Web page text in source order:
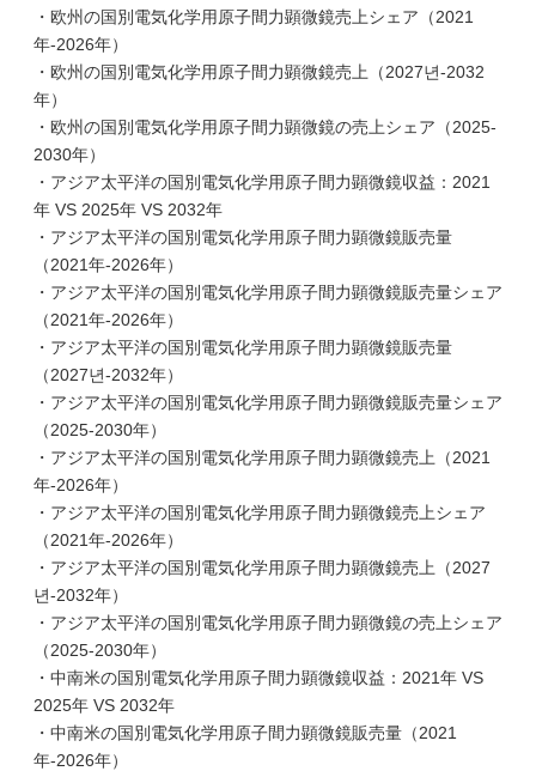
・欧州の国別電気化学用原子間力顕微鏡売上シェア（2021
年-2026年）
・欧州の国別電気化学用原子間力顕微鏡売上（2027년-2032
年）
・欧州の国別電気化学用原子間力顕微鏡の売上シェア（2025-
2030年）
・アジア太平洋の国別電気化学用原子間力顕微鏡収益：2021
年 VS 2025年 VS 2032年
・アジア太平洋の国別電気化学用原子間力顕微鏡販売量
（2021年-2026年）
・アジア太平洋の国別電気化学用原子間力顕微鏡販売量シェア
（2021年-2026年）
・アジア太平洋の国別電気化学用原子間力顕微鏡販売量
（2027년-2032年）
・アジア太平洋の国別電気化学用原子間力顕微鏡販売量シェア
（2025-2030年）
・アジア太平洋の国別電気化学用原子間力顕微鏡売上（2021
年-2026年）
・アジア太平洋の国別電気化学用原子間力顕微鏡売上シェア
（2021年-2026年）
・アジア太平洋の国別電気化学用原子間力顕微鏡売上（2027
년-2032年）
・アジア太平洋の国別電気化学用原子間力顕微鏡の売上シェア
（2025-2030年）
・中南米の国別電気化学用原子間力顕微鏡収益：2021年 VS
2025年 VS 2032年
・中南米の国別電気化学用原子間力顕微鏡販売量（2021
年-2026年）